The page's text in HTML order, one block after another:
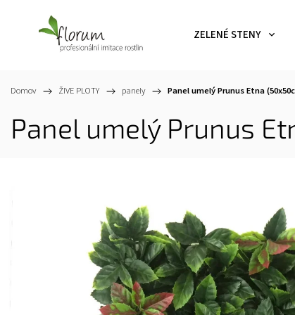
ZELENÉ STENY
Domov / ŽIVE PLOTY / panely / Panel umelý Prunus Etna
Panel umelý Prunus